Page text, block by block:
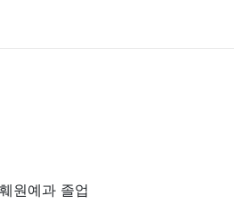
원예과 졸업